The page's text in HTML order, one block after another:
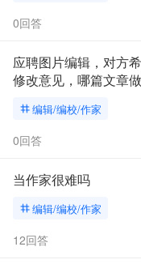
0回答
应聘图片编辑，对方
修改意见，哪篇文章
编辑/编校/作家
0回答
当作家很难吗
编辑/编校/作家
12回答